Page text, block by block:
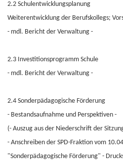
2.2 Schulentwicklungsplanung
Weiterentwicklung der Berufskollegs;
- mdl. Bericht der Verwaltung -
2.3 Investitionsprogramm Schule
- mdl. Bericht der Verwaltung -
2.4 Sonderpädagogische Förderung
- Bestandsaufnahme und Perspektiven -
(- Auszug aus der Niederschrift der
- Anschreiben der SPD-Fraktion vom
"Sonderpädagogische Förderung" -